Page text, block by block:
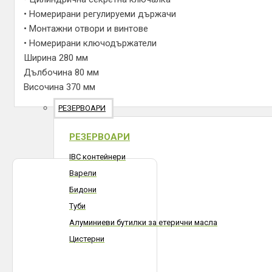
РЕЗЕРВОАРИ
РЕЗЕРВОАРИ
IBC контейнери
Варели
Бидони
Туби
Алуминиеви бутилки за етерични масла
Цистерни
• Номерирани регулируеми държачи
• Монтажни отвори и винтове
• Номерирани ключодържатели
Ширина 280 мм
Дълбочина 80 мм
Височина 370 мм